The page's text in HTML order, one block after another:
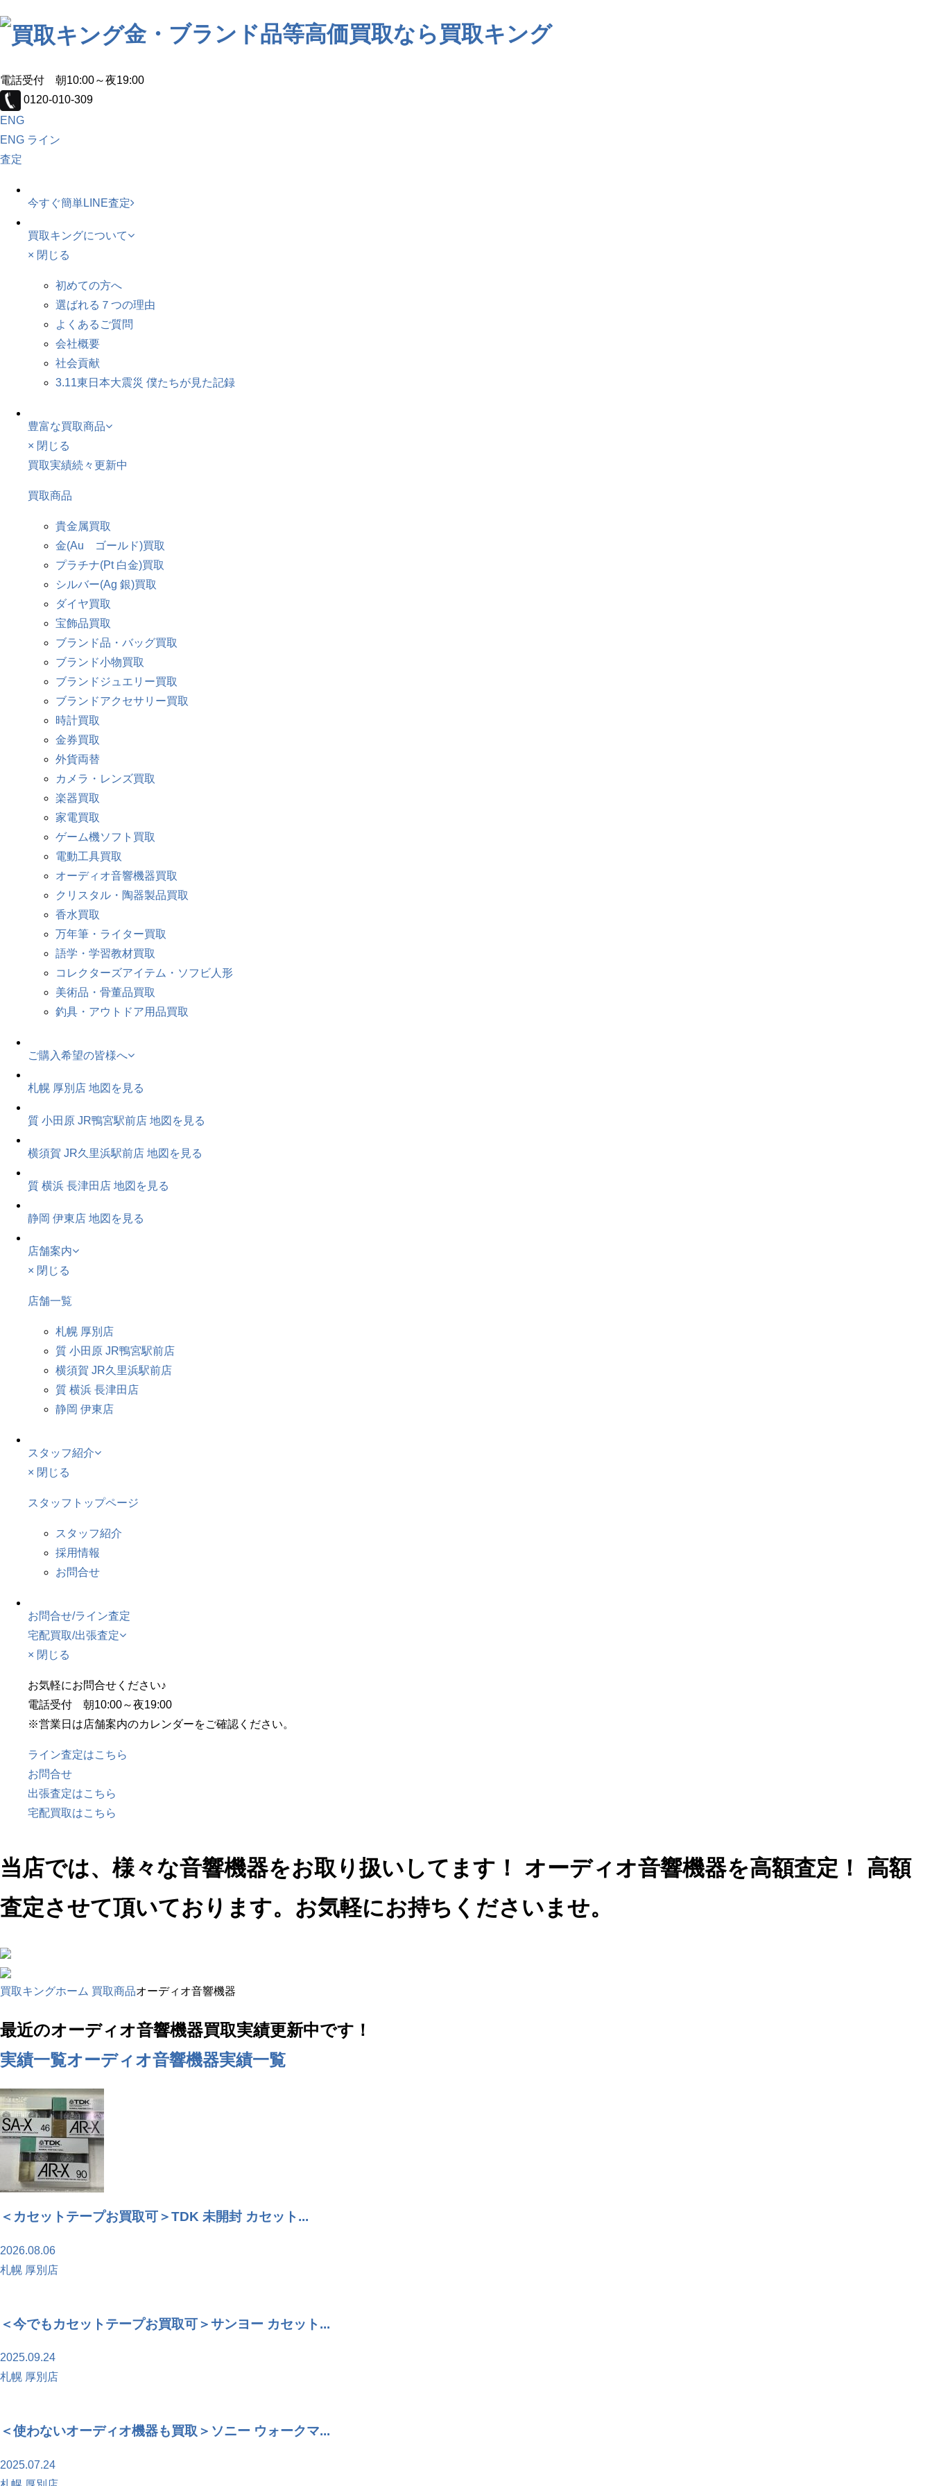
金・ブランド品等高価買取なら買取キング
電話受付 朝10:00～夜19:00
0120-010-309
ENG
ENG ライン
査定
今すぐ簡単LINE査定
買取キングについて
× 閉じる
初めての方へ
選ばれる７つの理由
よくあるご質問
会社概要
社会貢献
3.11東日本大震災 僕たちが見た記録
豊富な買取商品
× 閉じる
買取実績続々更新中
買取商品
貴金属買取
金(Au ゴールド)買取
プラチナ(Pt 白金)買取
シルバー(Ag 銀)買取
ダイヤ買取
宝飾品買取
ブランド品・バッグ買取
ブランド小物買取
ブランドジュエリー買取
ブランドアクセサリー買取
時計買取
金券買取
外貨両替
カメラ・レンズ買取
楽器買取
家電買取
ゲーム機ソフト買取
電動工具買取
オーディオ音響機器買取
クリスタル・陶器製品買取
香水買取
万年筆・ライター買取
語学・学習教材買取
コレクターズアイテム・ソフビ人形
美術品・骨董品買取
釣具・アウトドア用品買取
ご購入希望の皆様へ
札幌 厚別店 地図を見る
質 小田原 JR鴨宮駅前店 地図を見る
横須賀 JR久里浜駅前店 地図を見る
質 横浜 長津田店 地図を見る
静岡 伊東店 地図を見る
店舗案内
× 閉じる
店舗一覧
札幌 厚別店
質 小田原 JR鴨宮駅前店
横須賀 JR久里浜駅前店
質 横浜 長津田店
静岡 伊東店
スタッフ紹介
× 閉じる
スタッフトップページ
スタッフ紹介
採用情報
お問合せ
お問合せ/ライン査定
宅配買取/出張査定
× 閉じる
お気軽にお問合せください♪
電話受付 朝10:00～夜19:00
※営業日は店舗案内のカレンダーをご確認ください。
ライン査定はこちら
お問合せ
出張査定はこちら
宅配買取はこちら
当店では、様々な音響機器をお取り扱いしてます！ オーディオ音響機器を高額査定！
高額
査定させて頂いております。お気軽にお持ちくださいませ。
買取キングホーム 買取商品オーディオ音響機器
最近のオーディオ音響機器買取実績更新中です！
実績一覧オーディオ音響機器実績一覧
＜カセットテープお買取可＞TDK 未開封 カセット...
2026.08.06
札幌 厚別店
＜今でもカセットテープお買取可＞サンヨー カセット...
2025.09.24
札幌 厚別店
＜使わないオーディオ機器も買取＞ソニー ウォークマ...
2025.07.24